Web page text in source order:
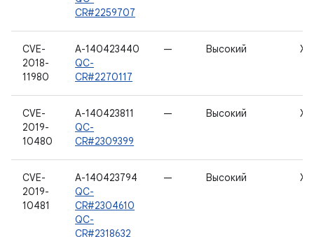
CR#2259707
CVE-
2018-
11980
A-140423440
QC-
CR#2270117
— Высокий
CVE-
2019-
10480
A-140423811
QC-
CR#2309399
— Высокий
CVE-
2019-
10481
A-140423794
QC-
CR#2304610
QC-
CR#2318632
— Высокий